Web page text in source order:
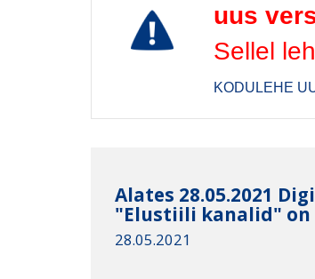
uus
Sellel
KODULEHE
Alates 28.05.2021
"Elustiili kanalid"
28.05.2021